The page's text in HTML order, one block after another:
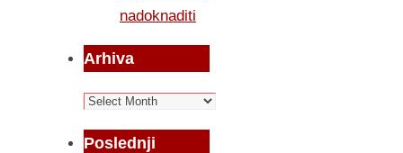
nadoknaditi
Arhiva
Arhiva
Poslednji